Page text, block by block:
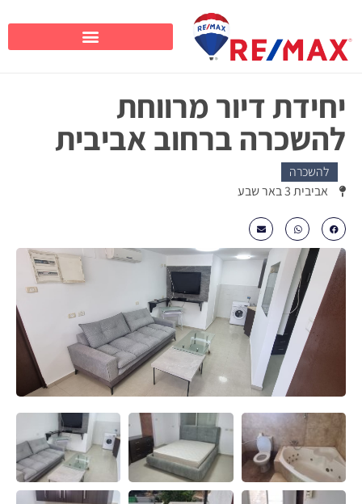
יחידת דיור מרווחת
להשכרה ברחוב אביבית
להשכרה
אביבית 3 באר שבע
₪2650